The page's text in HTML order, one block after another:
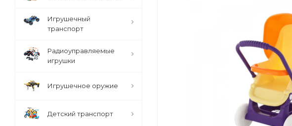
Игрушечный
транспорт
Радиоуправляемые
игрушки
Игрушечное оружие
Детский транспорт